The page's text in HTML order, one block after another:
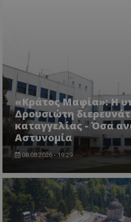
«Κράτος Μαφία»: Η
Δρουσιώτη
καταγγελίας - Όσα
Αστυνομία
08.08.2026 - 19:29